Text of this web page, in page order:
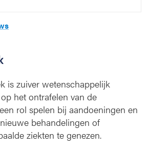
is zuiver wetenschappelijk
het ontrafelen van de
rol spelen bij aandoeningen en
behandelingen of
ziekten te genezen.